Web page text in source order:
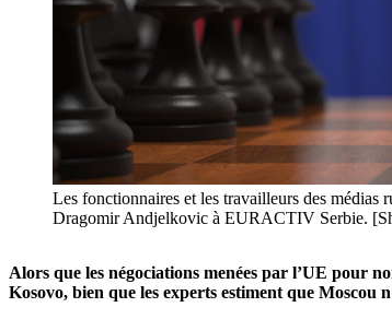
Les fonctionnaires et les travailleurs des médias
Dragomir Andjelkovic à EURACTIV Serbie.
Alors que les négociations menées par l’UE pour
Kosovo, bien que les experts estiment que Moscou